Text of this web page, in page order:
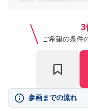
3
ご希望の条件
参画までの流れ